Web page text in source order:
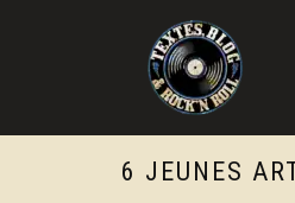
6 JEUNES